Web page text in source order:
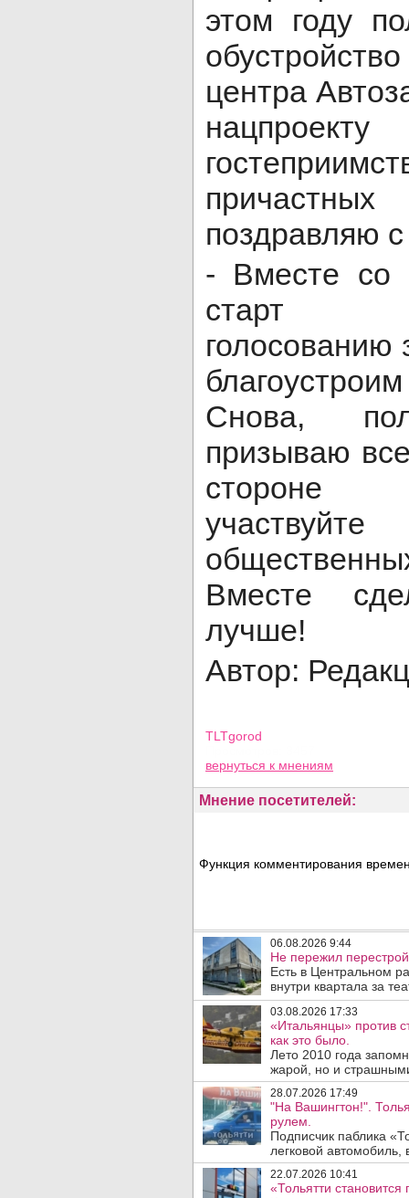
этом году
центра
поздравляю
- Вместе со
старт
голосованию
Снова,
призываю
стороне
Вместе
лучше!
Автор:
TLTgorod
вернуться к мнениям
Мнение посетителей:
Функция комментирования
06.08.2026 9:44
Не пережил
Есть в Центральном
внутри квартала за
03.08.2026 17:33
«Итальянцы» против
как это было.
Лето 2010 года
жарой, но и
28.07.2026 17:49
"На Вашингтон!".
рулем.
Подписчик паблика
легковой автомобиль,
22.07.2026 10:41
«Тольятти